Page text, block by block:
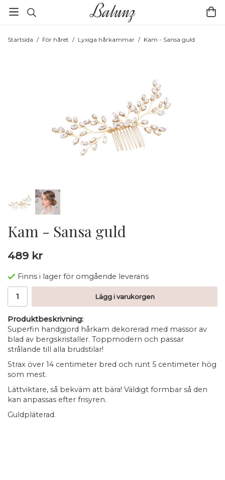
Startsida / För håret / Lyxiga hårkammar / Kam - Sansa guld
Kam - Sansa guld
489 kr
Finns i lager för omgående leverans
Lägg i varukorgen
Produktbeskrivning:
Superfin handgjord hårkam dekorerad med massor av
blad av bergskristaller. Toppmodern och passar
strålande till alla brudstilar!
Strax över 14 centimeter bred och runt 5 centimeter hög
som mest.
Lättviktare, så bekväm att bära! Väldigt formbar så den
kan anpassas efter frisyren.
Guldpläterad.